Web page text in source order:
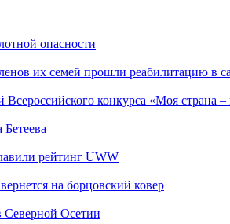
опасности
их семей прошли реабилитацию в
конкурса «Моя страна –
рейтинг UWW
на борцовский ковер
Северной Осетии